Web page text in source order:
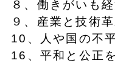
８、働きがいも
９、産業と技術
10、人や国の不
16、平和と公正